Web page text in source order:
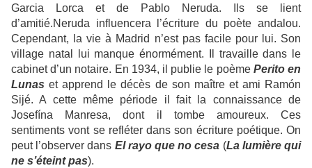
Garcia Lorca et de
Pablo Neruda. Ils se lient
d’amitié.Neruda influencera l’écriture du poète andalou.
Cependant, la vie à Madrid n’est pas facile pour lui. Son
village natal lui manque énormément. Il travaille dans le
cabinet d’un notaire. En 1934, il publie le poème Perito en
Lunas et apprend le décès de son maître et ami Ramón
Sijé. A cette même période il fait la connaissance de
Josefína Manresa, dont il tombe amoureux. Ces
sentiments vont se refléter dans son écriture poétique. On
peut l’observer dans El rayo que no cesa (La lumière qui
ne s’éteint pas).